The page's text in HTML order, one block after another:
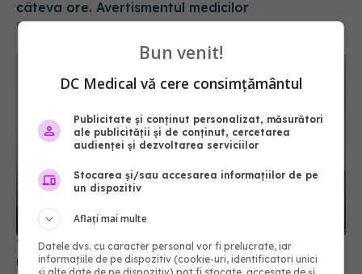
câteva ore. Avertismentul medicilor
01 aug 2026, 20:51
Tranzitul intestinal lent poate fi asociat cu un risc
mai mare de cancer, Alzheimer și Parkinson
Bun venit!
DC Medical vă cere consimțământul
Publicitate și conținut personalizat, măsurători
ale publicității și de conținut, cercetarea
audienței și dezvoltarea serviciilor
Stocarea și/sau accesarea informațiilor de pe
un dispozitiv
Aflați mai multe
Datele dvs. cu caracter personal vor fi prelucrate, iar
informațiile de pe dispozitiv (cookie-uri, identificatori unici